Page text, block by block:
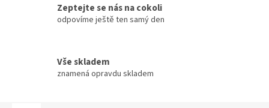
Zeptejte se nás na cokoli
odpovíme ještě ten samý den
Vše skladem
znamená opravdu skladem